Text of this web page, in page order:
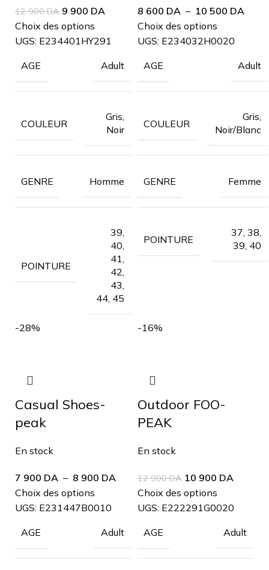
12 900DA 9 900 DA
Choix des options
UGS: E234401HY291
AGE Adult
COULEUR
Gris,
Noir
GENRE Homme
POINTURE
39,
40,
41,
42,
43,
44, 45
8 600 DA – 10 500 DA
Choix des options
UGS: E234032H0020
AGE Adult
COULEUR
Gris,
Noir/Blanc
GENRE Femme
POINTURE
37, 38,
39, 40
-28%
Casual Shoes-
peak
En stock
7 900 DA – 8 900 DA
Choix des options
UGS: E231447B0010
AGE Adult
-16%
Outdoor FOO-
PEAK
En stock
12 900DA 10 900 DA
Choix des options
UGS: E222291G0020
AGE Adult